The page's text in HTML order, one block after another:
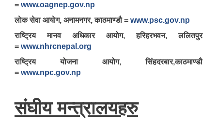
= www.oagnep.gov.np
लाेक सेवा आयाेग, अनामनगर, काठमाण्डौ = www.psc.gov.np
राष्ट्रिय मानव अधिकार आयोग, हरिहरभवन, ललितपुर
= www.nhrcnepal.org
राष्ट्रिय योजना आयोग, सिंहदरबार,काठमाण्डौ
= www.npc.gov.np
संघीय मन्त्रालयहरु